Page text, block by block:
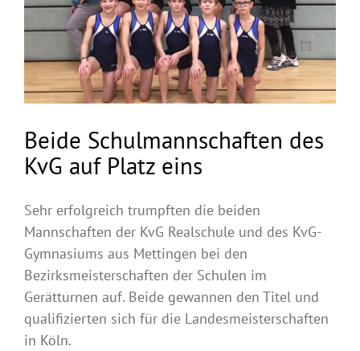
Beide Schulmannschaften des
KvG auf Platz eins
Sehr erfolgreich trumpften die beiden
Mannschaften der KvG Realschule und des KvG-
Gymnasiums aus Mettingen bei den
Bezirksmeisterschaften der Schulen im
Gerätturnen auf. Beide gewannen den Titel und
qualifizierten sich für die Landesmeisterschaften
in Köln.